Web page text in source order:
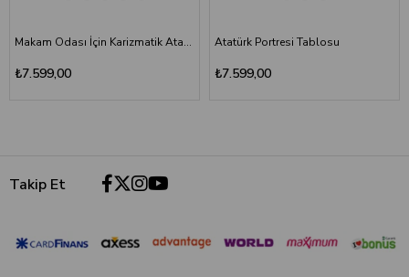
Makam Odası İçin Karizmatik Atatürk Portresi | Lüks Ofis Duvar Sanatı
₺7.599,00
Atatürk Portresi Tablosu
₺7.599,00
Takip Et